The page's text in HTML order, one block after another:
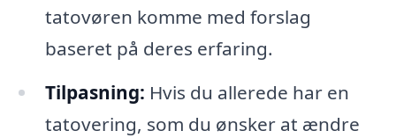
tatovøren komme med forslag
baseret på deres erfaring.
Tilpasning: Hvis du allerede har en
tatovering, som du ønsker at ændre